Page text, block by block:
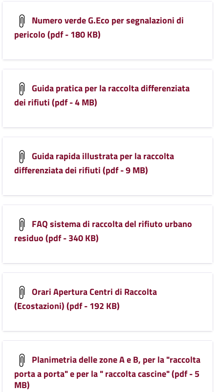
Numero verde G.Eco per segnalazioni di
pericolo (pdf - 180 KB)
Guida pratica per la raccolta differenziata
dei rifiuti (pdf - 4 MB)
Guida rapida illustrata per la raccolta
differenziata dei rifiuti (pdf - 9 MB)
FAQ sistema di raccolta del rifiuto urbano
residuo (pdf - 340 KB)
Orari Apertura Centri di Raccolta
(Ecostazioni) (pdf - 192 KB)
Planimetria delle zone A e B, per la "raccolta
porta a porta" e per la " raccolta cascine" (pdf - 5
MB)